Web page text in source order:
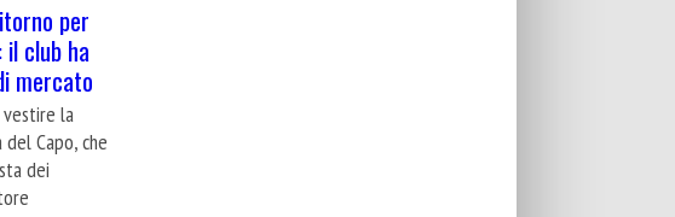
per
il club ha
mercato
la
Capo, che
dei